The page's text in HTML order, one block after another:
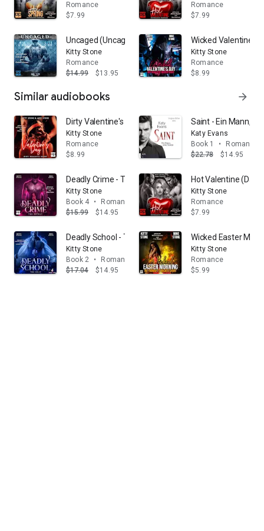
Romance
$7.99
Romance
$7.99
Uncaged (Uncaged): Das Tier
Kitty Stone
Romance
$14.99
$13.95
Wicked Valentine's
Kitty Stone
Romance
$8.99
Similar audiobooks arrow_forward
Dirty Valentine's Day (Darkstones Dirtyshorts): Dirty-
Kitty Stone
Romance
$8.99
Saint - Ein Mann,
Katy Evans
Book 1
•
Romance
$22.78
$14.95
Deadly Crime - The Hitman: Dark Romance (Dark &
Kitty Stone
Book 4
•
Romance
$15.99
$14.95
Hot Valentine
Kitty Stone
Romance
$7.99
Deadly School - The Dean - Dark & Deadly, Band 2
Kitty Stone
Book 2
•
Romance
$17.04
$14.95
Wicked Easter
Kitty Stone
Romance
$5.99